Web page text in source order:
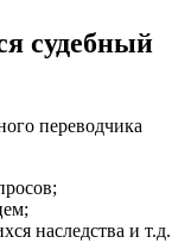
судебный
переводчика
наследства и т.д.